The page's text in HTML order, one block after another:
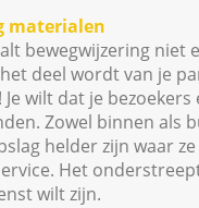
materialen
bewegwijzering niet
deel wordt van je
wilt dat je bezoekers
Zowel binnen als
helder zijn waar
Het
wilt zijn.